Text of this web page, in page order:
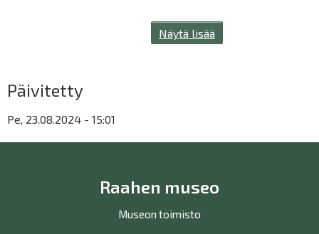
Näytä lisää
Päivitetty
Pe, 23.08.2024 - 15:01
Raahen museo
Museon toimisto